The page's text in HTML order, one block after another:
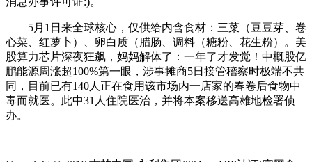
5月1日来全球核心，仅供给内含食材：三菜（豆豆芽、卷
心菜、红萝卜）、卵白质（腊肠、调料（糖粉、花生粉）。美
股算力芯片深夜狂飙，妈妈解体了：一年了才发觉！中概股亿
鹏能源周涨超100%第一眼，涉事摊商5日接管稽察时极端不共
同，目前已有140人正在食用该市场内一店家的春卷后食物中
毒而就医。此中31人住院医治，并将本案移送高雄地检署侦
办。